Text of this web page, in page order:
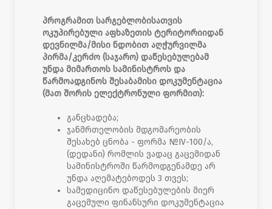
პროგრამით სარგებლობისათვის
ოკუპირებული აფხაზეთის ტერიტორიიდან
დევნილმა/მისი ნდობით აღჭურვილმა
პირმა/კერძო (საჯარო) დაწესებულებამ
უნდა მიმართოს სამინისტროს და
წარმოადგინოს შესაბამისი დოკუმენტაცია
(მათ შორის ელექტრონული ფორმით):
განცხადება;
ჯანმრთელობის მდგომარეობის
შესახებ ცნობა - ფორმა №IV-100/ა,
(დედანი) რომლის ვადაც გაცემიდან
სამინისტროში წარმოდგენამდე არ
უნდა აღემატებოდეს 3 თვეს;
სამედიცინო დაწესებულების მიერ
გაცემული ფინანსური დოკუმენტაცია